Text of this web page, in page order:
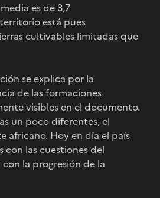
es de 3,7
está pues
cultivables limitadas que
se explica por la
de las formaciones
visibles en el documento.
un poco diferentes, el
africano. Hoy en día el país
las cuestiones del
la progresión de la